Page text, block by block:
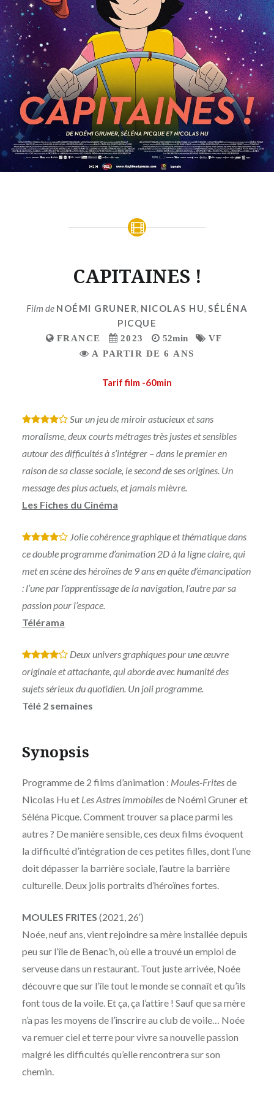
CAPITAINES !
Film de NOÉMI GRUNER, NICOLAS HU, SÉLÉNA
PICQUE
FRANCE 2023 52min
VF
A PARTIR DE 6 ANS
Tarif film -60min
* * * *
Sur un jeu de miroir astucieux et sans
moralisme, deux courts métrages très justes et sensibles
autour des difficultés à s’intégrer – dans le premier en
raison de sa classe sociale, le second de ses origines. Un
message des plus actuels, et jamais mièvre.
Les Fiches du Cinéma
* * * *
Jolie cohérence graphique et thématique dans
ce double programme d’animation 2D à la ligne claire, qui
met en scène des héroïnes de 9 ans en quête d’émancipation
: l’une par l’apprentissage de la navigation, l’autre par sa
passion pour l’espace.
Télérama
* * * *
Deux univers graphiques pour une œuvre
originale et attachante, qui aborde avec humanité des
sujets sérieux du quotidien. Un joli programme.
Télé 2 semaines
Synopsis
Programme de 2 films d’animation : Moules-Fritesde
Nicolas Hu et Les Astres immobilesde Noémi Gruner et
Séléna Picque. Comment trouver sa place parmi les
autres ? De manière sensible, ces deux films évoquent
la difficulté d’intégration de ces petites filles, dont l’une
doit dépasser la barrière sociale, l’autre la barrière
culturelle. Deux jolis portraits d’héroïnes fortes.
MOULES FRITES (2021, 26′)
Noée, neuf ans, vient rejoindre sa mère installée depuis
peu sur l’île de Benac’h, où elle a trouvé un emploi de
serveuse dans un restaurant. Tout juste arrivée, Noée
découvre que sur l’île tout le monde se connaît et qu’ils
font tous de la voile. Et ça, ça l’attire ! Sauf que sa mère
n’a pas les moyens de l’inscrire au club de voile… Noée
va remuer ciel et terre pour vivre sa nouvelle passion
malgré les difficultés qu’elle rencontrera sur son
chemin.